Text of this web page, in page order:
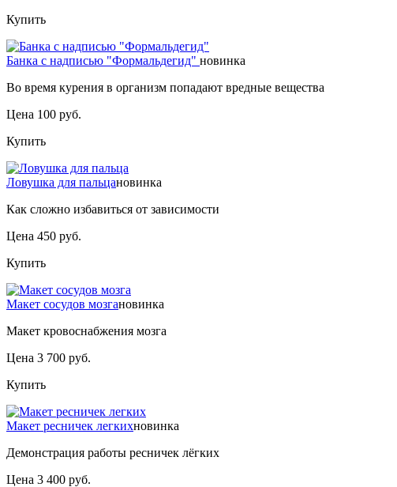
Купить
Банка с надписью "Формальдегид" новинка
Во время курения в организм попадают вредные вещества
Цена 100 руб.
Купить
Ловушка для пальцановинка
Как сложно избавиться от зависимости
Цена 450 руб.
Купить
Макет сосудов мозгановинка
Макет кровоснабжения мозга
Цена 3 700 руб.
Купить
Макет ресничек легкихновинка
Демонстрация работы ресничек лёгких
Цена 3 400 руб.